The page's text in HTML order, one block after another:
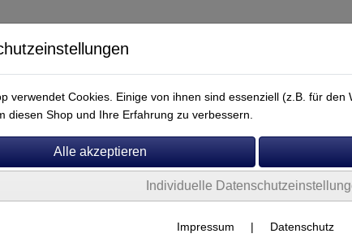
verwendet Cookies. Einige von ihnen sind essenziell (z.B. für
diesen Shop und Ihre Erfahrung zu verbessern.
Individuelle
Impressum | Datenschutz